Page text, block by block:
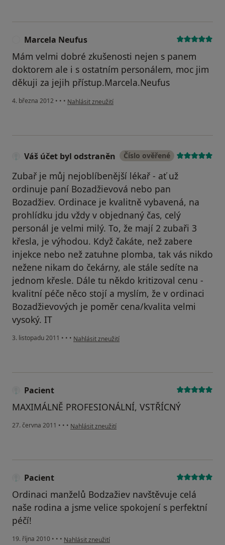
Marcela Neufus
Mám velmi dobré zkušenosti nejen s panem
doktorem ale i s ostatním personálem, moc jim
děkuji za jejih přístup.Marcela.Neufus
4. března 2012 • • • podle názoru uživatele Marcela Neufus
Nahlásit zneužití
Váš účet byl odstraněn Číslo ověřené
Zubař je můj nejoblíbenější lékař - ať už
ordinuje paní Bozadžievová nebo pan
Bozadžiev. Ordinace je kvalitně vybavená, na
prohlídku jdu vždy v objednaný čas, celý
personál je velmi milý. To, že mají 2 zubaři 3
křesla, je výhodou. Když čakáte, než zabere
injekce nebo než zatuhne plomba, tak vás nikdo
nežene nikam do čekárny, ale stále sedíte na
jednom křesle. Dále tu někdo kritizoval cenu -
kvalitní péče něco stojí a myslím, že v ordinaci
Bozadžievových je poměr cena/kvalita velmi
vysoký. IT
3. listopadu 2011 • • • podle názoru uživatele Váš účet byl odstraněn
Nahlásit zneužití
Pacient
MAXIMÁLNĚ PROFESIONÁLNÍ, VSTŘÍCNÝ
27. června 2011 • • • podle názoru uživatele Pacient
Nahlásit zneužití
Pacient
Ordinaci manželů Bodzažiev navštěvuje celá
naše rodina a jsme velice spokojení s perfektní
péčí!
19. října 2010 • • • podle názoru uživatele Pacient
Nahlásit zneužití